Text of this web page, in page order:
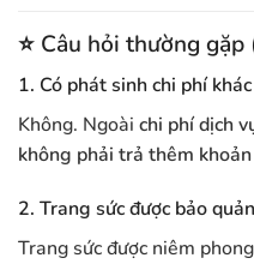
⭐ Câu hỏi thường gặp
1. Có phát sinh chi phí
Không. Ngoài chi phí dịch
không phải trả thêm
2. Trang sức được bảo
Trang sức được niêm